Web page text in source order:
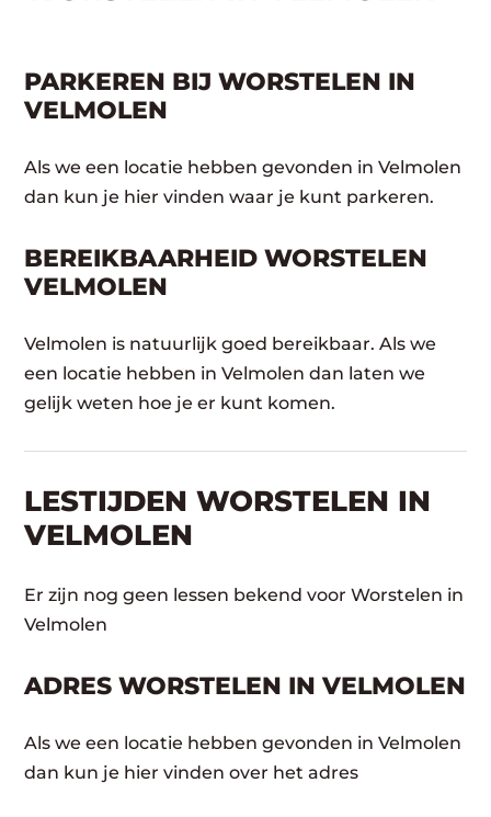
PARKEREN BIJ WORSTELEN IN
VELMOLEN
Als we een locatie hebben gevonden in Velmolen
dan kun je hier vinden waar je kunt parkeren.
BEREIKBAARHEID WORSTELEN
VELMOLEN
Velmolen is natuurlijk goed bereikbaar. Als we
een locatie hebben in Velmolen dan laten we
gelijk weten hoe je er kunt komen.
LESTIJDEN WORSTELEN IN
VELMOLEN
Er zijn nog geen lessen bekend voor Worstelen in
Velmolen
ADRES WORSTELEN IN VELMOLEN
Als we een locatie hebben gevonden in Velmolen
dan kun je hier vinden over het adres